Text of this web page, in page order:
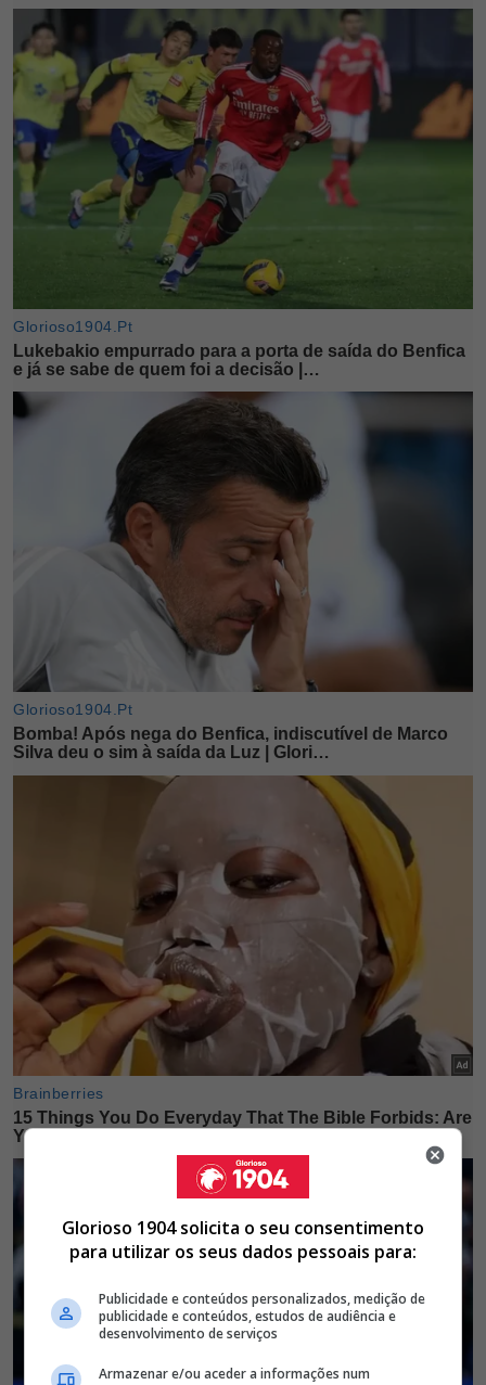
Glorioso 1904 solicita o seu consentimento
para utilizar os seus dados pessoais para:
Publicidade e conteúdos personalizados, medição de
publicidade e conteúdos, estudos de audiência e
desenvolvimento de serviços
Armazenar e/ou aceder a informações num